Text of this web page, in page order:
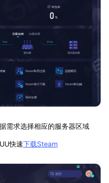
需求选择相应的服务器区域
快速下载Steam